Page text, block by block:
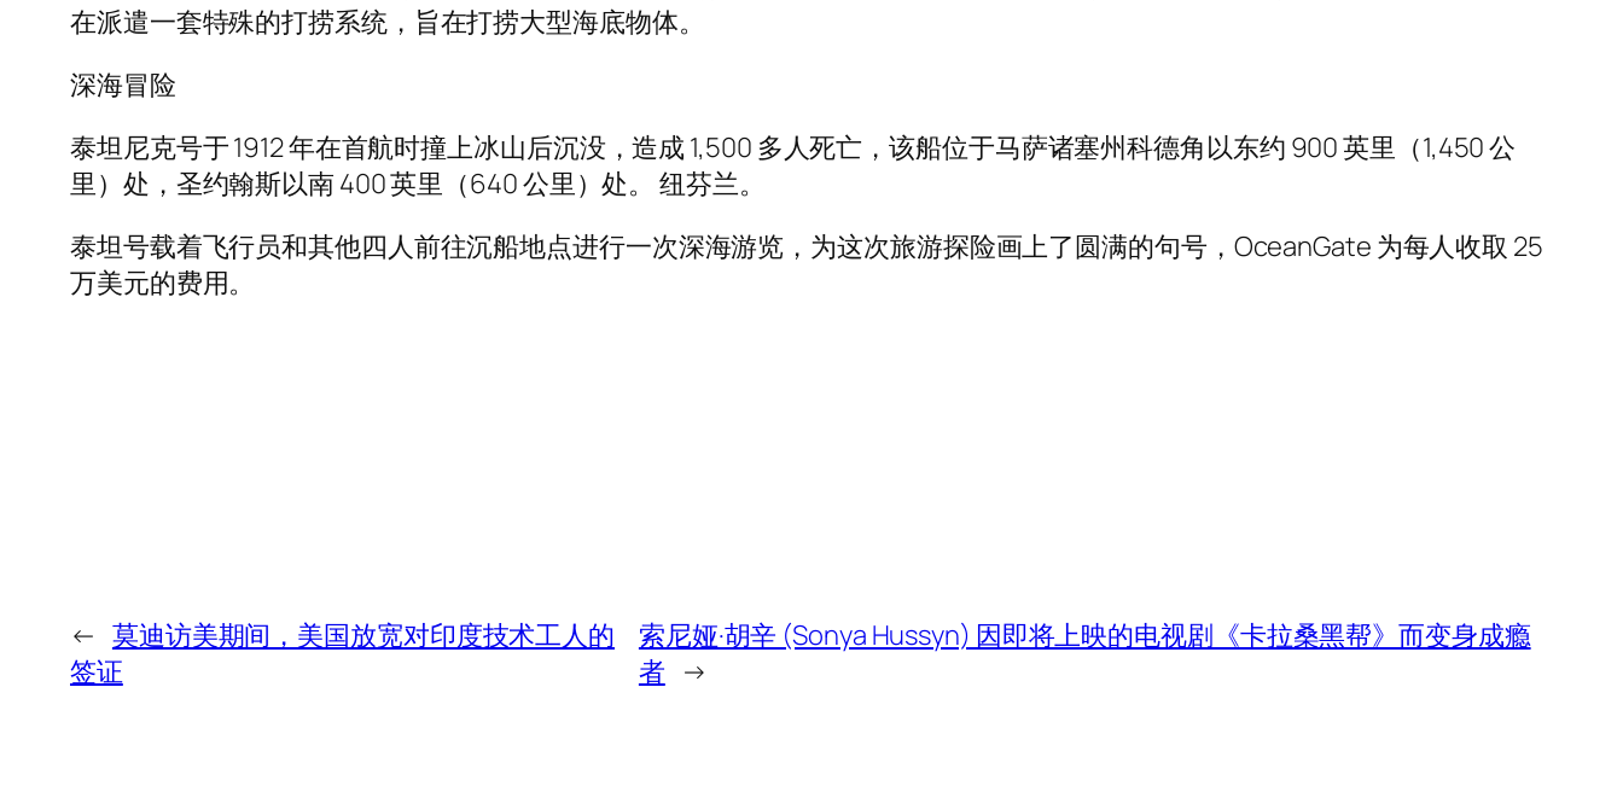
在派遣一套特殊的打捞系统，旨在打捞大型海底物体。
深海冒险
泰坦尼克号于 1912 年在首航时撞上冰山后沉没，造成 1,500 多人死亡，该船位于马萨诸塞州科德角以东约 900 英里（1,450 公
里）处，圣约翰斯以南 400 英里（640 公里）处。 纽芬兰。
泰坦号载着飞行员和其他四人前往沉船地点进行一次深海游览，为这次旅游探险画上了圆满的句号，OceanGate 为每人收取 25
万美元的费用。
← 莫迪访美期间，美国放宽对印度技术工人的
签证
索尼娅·胡辛 (Sonya Hussyn) 因即将上映的电视剧《卡拉桑黑帮》而变身成瘾
者 →